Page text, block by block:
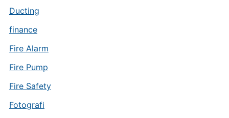
Ducting
finance
Fire Alarm
Fire Pump
Fire Safety
Fotografi